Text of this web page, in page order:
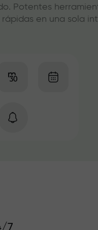
Potentes
en una sola
7